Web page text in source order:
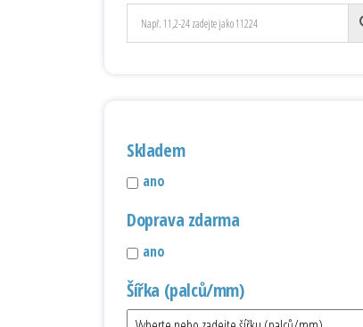
Skladem
ano
Doprava zdarma
ano
Šířka (palců/mm)